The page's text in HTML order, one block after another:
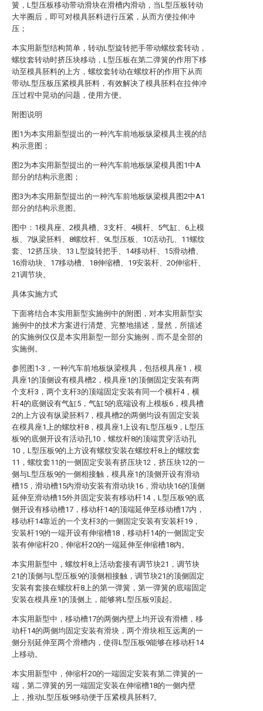
簧，L型压板移动带动滑块在滑槽内滑动，当L型压板转动
大半圈后，即可对模具胚料进行压紧，从而方便拉伸冲
压；
本实用新型结构简单，转动L型旋转把手带动螺纹套转动，
螺纹套转动时挤压块移动，L型压板在第二弹簧的作用下移
动至模具胚料的上方，螺纹套转动在螺纹杆的作用下从而
带动L型压板压紧模具胚料，有效解决了模具胚料在拉伸冲
压过程中晃动的问题，使用方便。
附图说明
图1为本实用新型提出的一种汽车前地板纵梁模具主视的结
构示意图；
图2为本实用新型提出的一种汽车前地板纵梁模具图1中A
部分的结构示意图；
图3为本实用新型提出的一种汽车前地板纵梁模具图2中A1
部分的结构示意图。
图中：1模具座、2模具槽、3支杆、4横杆、5气缸、6上模
板、7纵梁胚料、8螺纹杆、9L型压板、10活动孔、11螺纹
套、12挤压块、13 L型旋转把手、14移动杆、15滑动槽、
16滑动块、17移动槽、18伸缩槽、19安装杆、20伸缩杆、
21调节块。
具体实施方式
下面将结合本实用新型实施例中的附图，对本实用新型实
施例中的技术方案进行清楚、完整地描述，显然，所描述
的实施例仅仅是本实用新型一部分实施例，而不是全部的
实施例。
参照图1-3，一种汽车前地板纵梁模具，包括模具座1，模
具座1的顶侧设有模具槽2，模具座1的顶侧固定安装有两
个支杆3，两个支杆3的顶端固定安装有同一个横杆4，横
杆4的底侧设有气缸5，气缸5的底端设有上模板6，模具槽
2的上方设有纵梁胚料7，模具槽2的两侧均设有固定安装
在模具座1上的螺纹杆8，模具座1上设有L型压板9，L型压
板9的底侧开设有活动孔10，螺纹杆8的顶端贯穿活动孔
10，L型压板9的上方设有螺纹安装在螺纹杆8上的螺纹套
11，螺纹套11的一侧固定安装有挤压块12，挤压块12的一
侧与L型压板9的一侧相接触，模具座1的顶侧开设有滑动
槽15，滑动槽15内滑动安装有滑动块16，滑动块16的顶侧
延伸至滑动槽15外并固定安装有移动杆14，L型压板9的底
侧开设有移动槽17，移动杆14的顶端延伸至移动槽17内，
移动杆14靠近的一个支杆3的一侧固定安装有安装杆19，
安装杆19的一端开设有伸缩槽18，移动杆14的一侧固定安
装有伸缩杆20，伸缩杆20的一端延伸至伸缩槽18内。
本实用新型中，螺纹杆8上活动套接有调节块21，调节块
21的顶侧与L型压板9的顶侧相接触，调节块21的顶侧固定
安装有套接在螺纹杆8上的第一弹簧，第一弹簧的底端固定
安装在模具座1的顶侧上，能够将L型压板9顶起。
本实用新型中，移动槽17的两侧内壁上均开设有滑槽，移
动杆14的两侧均固定安装有滑块，两个滑块相互远离的一
侧分别延伸至两个滑槽内，使得L型压板9能够在移动杆14
上移动。
本实用新型中，伸缩杆20的一端固定安装有第二弹簧的一
端，第二弹簧的另一端固定安装在伸缩槽18的一侧内壁
上，推动L型压板9移动便于压紧模具胚料7。